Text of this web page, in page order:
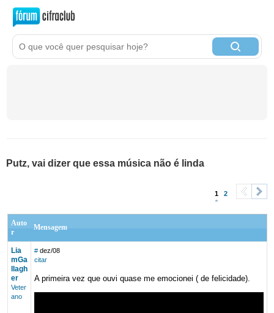
Putz, vai dizer que essa música não é linda
1 2
Auto
r
Mensagem
Lia
mGa
llagh
er
Veter
ano
# dez/08
citar
A primeira vez que ouvi quase me emocionei ( de felicidade).